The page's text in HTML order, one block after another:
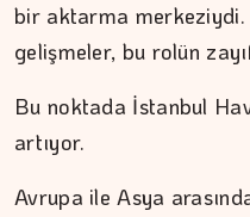
bir aktarma merkeziydi.
gelişmeler, bu rolün
Bu noktada İstanbul
artıyor.
Avrupa ile Asya
İPEK KOCAMAN
Kitap kafenin rafları